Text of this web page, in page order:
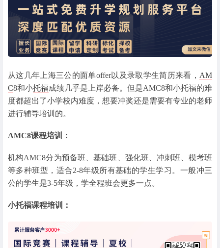
从这几年上海三公的面单offer以及录取学生简历来看， AM
C8和小托福成绩几乎是上岸必备。但是AMC8和小托福的难
度都超出了小学校内难度，想要冲奖还是需要有专业的老师
进行辅导培训的。
AMC8课程培训：
机构AMC8分为预备班、基础班、强化班、冲刺班、模考班
等多种班型，适合2-8年级所有基础的学生学习。一般冲三
公的学生是3-5年级，学全程班会更多一点。
小托福课程培训：